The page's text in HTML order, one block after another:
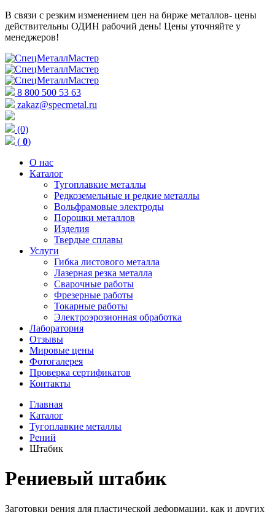
В связи с резким изменением цен на бирже металлов- цены
действительны ОДИН рабочий день! Цены уточняйте у
менеджеров!
8 800 500 53 63
zakaz@specmetal.ru
(0)
( 0)
О нас
Каталог
Тугоплавкие металлы
Редкоземельные и редкие металлы
Вольфрамовые электроды
Порошки металлов
Изделия
Твердые сплавы
Услуги
Гибка листового металла
Лазерная резка металла
Сварочные работы
Фрезерные работы
Токарные работы
Электроэрозионная обработка
Лаборатория
Отзывы
Мировые цены
Фотогалерея
Проверка сертификатов
Контакты
Главная
Каталог
Тугоплавкие металлы
Рений
Штабик
Рениевый штабик
Заготовки рения для пластической деформации, как и других